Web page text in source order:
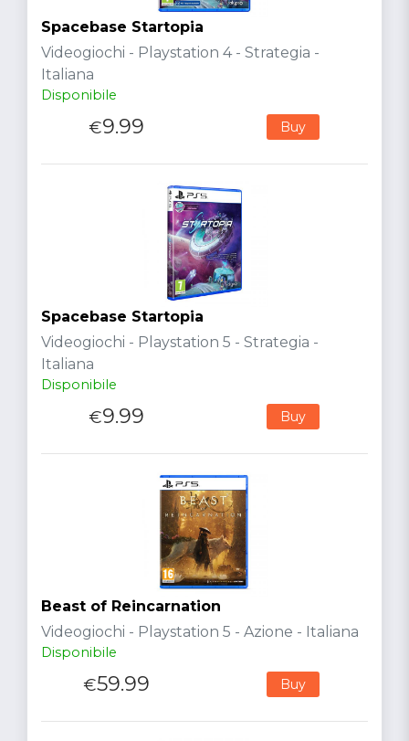
Spacebase Startopia
Videogiochi - Playstation 4 - Strategia -
Italiana
Disponibile
€9.99 Buy
Spacebase Startopia
Videogiochi - Playstation 5 - Strategia -
Italiana
Disponibile
€9.99 Buy
Beast of Reincarnation
Videogiochi - Playstation 5 - Azione - Italiana
Disponibile
€59.99 Buy